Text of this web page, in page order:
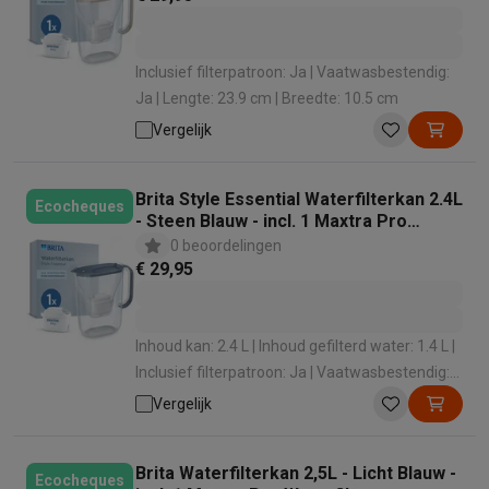
Refurbished
Refurbished smartphones
Wasmachines met ecocheques Droogkasten met ecocheques
Kleine keukentoestellen
Grote keukentoestellen
Vaatwassers met ecochequesKoelkasten met ecocheques
Airco
Airco's met ecocheques
TV & audio
TV met ecocheques
Multimedia & telefonie
Smartphones met ecochequesTablets met ecocheques
Eco initiatieven
ImpactEnergie besparenRecycleer je oud elektro
Inclusief filterpatroon: Ja | Vaatwasbestendig:
Ja | Lengte: 23.9 cm | Breedte: 10.5 cm
Vergelijk
Ecocheques
Brita Style Essential Waterfilterkan 2.4L
- Steen Blauw - incl. 1 Maxtra Pro
Waterfilter
0 beoordelingen
€ 29,95
Inhoud kan: 2.4 L | Inhoud gefilterd water: 1.4 L |
Inclusief filterpatroon: Ja | Vaatwasbestendig:
Ja | Type: Waterfilterkan
Vergelijk
Ecocheques
Brita Waterfilterkan 2,5L - Licht Blauw -